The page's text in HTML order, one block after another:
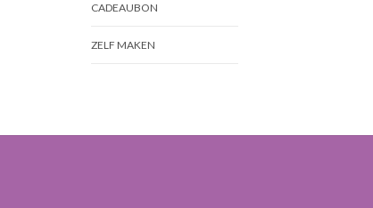
CADEAUBON
ZELF MAKEN